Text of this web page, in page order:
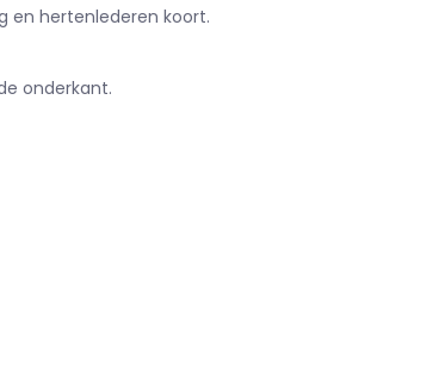
en hertenlederen koort.
onderkant.